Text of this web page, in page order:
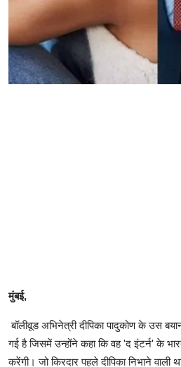
मुंबई,
बॉलीवूड अभिनेत्री दीपिका पादुकोण के उस
गई है जिसमें उन्होंने कहा कि वह 'द इंटर्न' के
करेंगी। जो किरदार पहले दीपिका निभाने